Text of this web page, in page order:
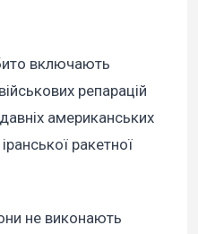
включають
репарацій
американських
ракетної
не виконають